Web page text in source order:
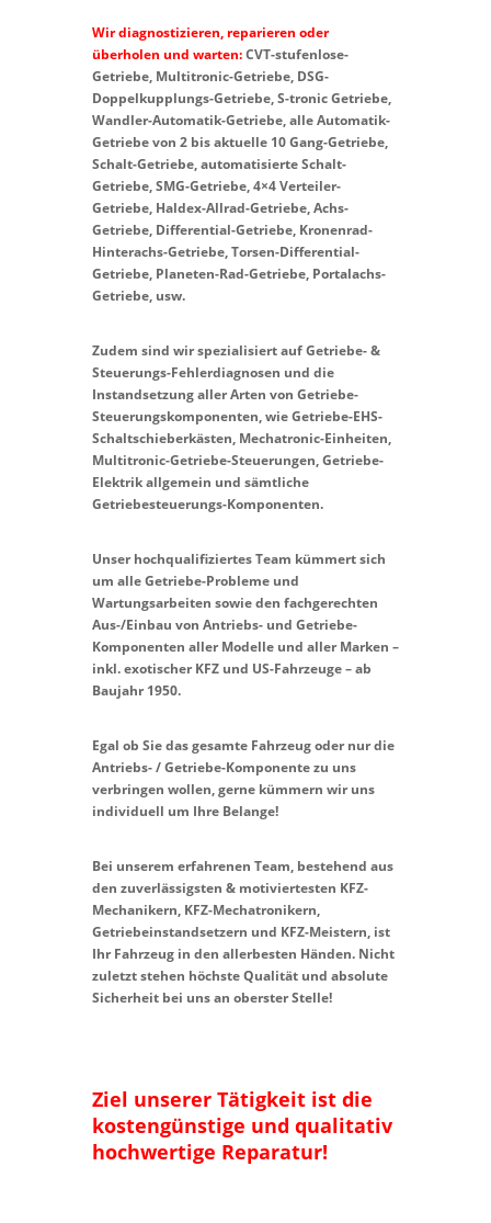
Wir diagnostizieren, reparieren oder
überholen und warten:CVT-stufenlose-
Getriebe, Multitronic-Getriebe, DSG-
Doppelkupplungs-Getriebe, S-tronic Getriebe,
Wandler-Automatik-Getriebe, alle Automatik-
Getriebe von 2 bis aktuelle 10 Gang-Getriebe,
Schalt-Getriebe, automatisierte Schalt-
Getriebe, SMG-Getriebe, 4×4 Verteiler-
Getriebe, Haldex-Allrad-Getriebe, Achs-
Getriebe, Differential-Getriebe, Kronenrad-
Hinterachs-Getriebe, Torsen-Differential-
Getriebe, Planeten-Rad-Getriebe, Portalachs-
Getriebe, usw.
Zudem sind wir spezialisiert auf Getriebe- &
Steuerungs-Fehlerdiagnosen und die
Instandsetzung aller Arten von Getriebe-
Steuerungskomponenten, wie Getriebe-EHS-
Schaltschieberkästen, Mechatronic-Einheiten,
Multitronic-Getriebe-Steuerungen, Getriebe-
Elektrik allgemein und sämtliche
Getriebesteuerungs-Komponenten.
Unser hochqualifiziertes Team kümmert sich
um alle Getriebe-Probleme und
Wartungsarbeiten sowie den fachgerechten
Aus-/Einbau von Antriebs- und Getriebe-
Komponenten aller Modelle und aller Marken –
inkl. exotischer KFZ und US-Fahrzeuge – ab
Baujahr 1950.
Egal ob Sie das gesamte Fahrzeug oder nur die
Antriebs- / Getriebe-Komponente zu uns
verbringen wollen, gerne kümmern wir uns
individuell um Ihre Belange!
Bei unserem erfahrenen Team, bestehend aus
den zuverlässigsten & motiviertesten KFZ-
Mechanikern, KFZ-Mechatronikern,
Getriebeinstandsetzern und KFZ-Meistern, ist
Ihr Fahrzeug in den allerbesten Händen. Nicht
zuletzt stehen höchste Qualität und absolute
Sicherheit bei uns an oberster Stelle!
Ziel unserer Tätigkeit ist die
kostengünstige und qualitativ
hochwertige Reparatur!